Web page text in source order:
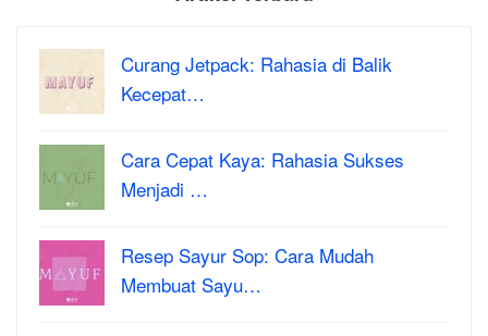
Curang Jetpack: Rahasia di Balik
Kecepat…
Cara Cepat Kaya: Rahasia Sukses
Menjadi …
Resep Sayur Sop: Cara Mudah
Membuat Sayu…